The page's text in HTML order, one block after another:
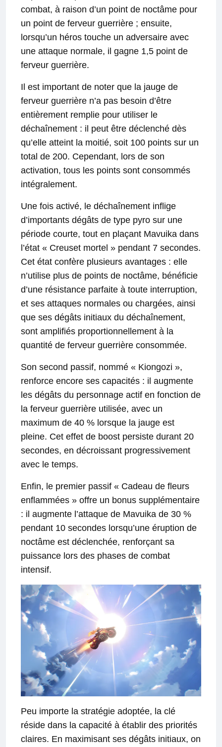
combat, à raison d’un point de noctâme pour
un point de ferveur guerrière ; ensuite,
lorsqu’un héros touche un adversaire avec
une attaque normale, il gagne 1,5 point de
ferveur guerrière.
Il est important de noter que la jauge de
ferveur guerrière n’a pas besoin d’être
entièrement remplie pour utiliser le
déchaînement : il peut être déclenché dès
qu’elle atteint la moitié, soit 100 points sur un
total de 200. Cependant, lors de son
activation, tous les points sont consommés
intégralement.
Une fois activé, le déchaînement inflige
d’importants dégâts de type pyro sur une
période courte, tout en plaçant Mavuika dans
l’état « Creuset mortel » pendant 7 secondes.
Cet état confère plusieurs avantages : elle
n’utilise plus de points de noctâme, bénéficie
d’une résistance parfaite à toute interruption,
et ses attaques normales ou chargées, ainsi
que ses dégâts initiaux du déchaînement,
sont amplifiés proportionnellement à la
quantité de ferveur guerrière consommée.
Son second passif, nommé « Kiongozi »,
renforce encore ses capacités : il augmente
les dégâts du personnage actif en fonction de
la ferveur guerrière utilisée, avec un
maximum de 40 % lorsque la jauge est
pleine. Cet effet de boost persiste durant 20
secondes, en décroissant progressivement
avec le temps.
Enfin, le premier passif « Cadeau de fleurs
enflammées » offre un bonus supplémentaire
: il augmente l’attaque de Mavuika de 30 %
pendant 10 secondes lorsqu’une éruption de
noctâme est déclenchée, renforçant sa
puissance lors des phases de combat
intensif.
Peu importe la stratégie adoptée, la clé
réside dans la capacité à établir des priorités
claires. En maximisant ses dégâts initiaux, on